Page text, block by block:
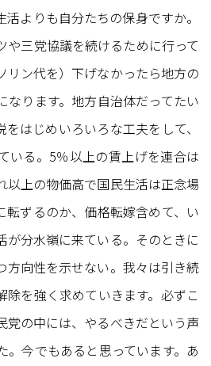
よりも自分たちの保身ですか。
や三党協議を続けるために行って
リン代を）下げなかったら地方の
なります。地方自治体だってたい
はじめいろいろな工夫をして、
いる。5％以上の賃上げを連合は
以上の物価高で国民生活は正念場
転ずるのか、価格転嫁含めて、い
が分水嶺に来ている。そのときに
方向性を示せない。我々は引き続
除を強く求めていきます。必ずこ
党の中には、やるべきだという声
。今でもあると思っています。あ